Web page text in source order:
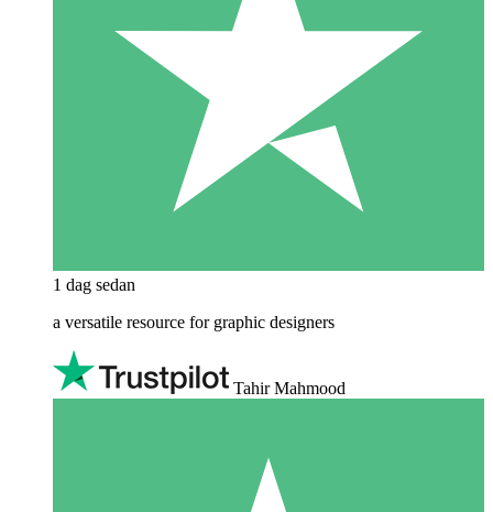
1 dag sedan
a versatile resource for graphic designers
Tahir Mahmood